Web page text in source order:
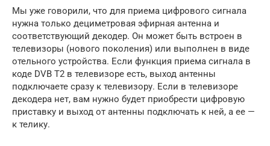
Мы уже говорили, что для приема цифрового сигнала
нужна только дециметровая эфирная антенна и
соответствующий декодер. Он может быть встроен в
телевизоры (нового поколения) или выполнен в виде
отельного устройства. Если функция приема сигнала в
коде DVB T2 в телевизоре есть, выход антенны
подключаете сразу к телевизору. Если в телевизоре
декодера нет, вам нужно будет приобрести цифровую
приставку и выход от антенны подключать к ней, а ее —
к телику.